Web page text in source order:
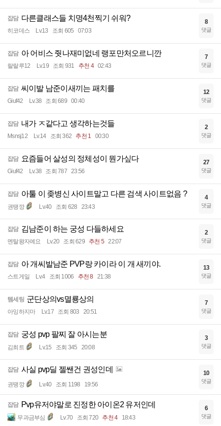
잡담 다른클래스들 치명4천찍기 쉬워?
히코데스 Lv.13 조회 605 07:03
8
댓글
잡담 아 어비스 줫나재미없네 랭포만처오르니깐
랄랄루12 Lv.19 조회 931 추천 4 02:43
7
댓글
잡담 씨이발 남준이새끼는 패치를
Giuf42 Lv.38 조회 689 00:40
12
댓글
잡담 내가 ㅈ같다고 생각하는것들
Msnsj12 Lv.14 조회 362 추천 1 00:30
2
댓글
잡담 요즘들어 살성의 정체성이 뭔가싶다
Giuf42 Lv.38 조회 787 23:56
27
댓글
잡담 아툴 이 좆병신 사이트말고 다른 검색 사이트없음 ?
권땡깡 Lv.40 조회 628 23:43
4
댓글
잡담 김남준이 하는 궁성 다들하세요
멘탈왕자예요 Lv.20 조회 629 추천 5 22:07
2
댓글
잡담 아 개씨발남준 PVP랑 카이라 이 개 새끼야.
스트게일 Lv.4 조회 1006 추천 8 21:38
13
댓글
템세팅 군단상의vs멸룡상의
아잉하지마 Lv.17 조회 803 20:51
7
댓글
잡담 궁성 pvp 팔찌 잘 아시는분
김희트 Lv.15 조회 345 20:08
3
댓글
잡담 사실 pvp딜 젤쌘건 권성인데
권땡깡 Lv.40 조회 1198 19:56
10
댓글
잡담 Pvp유저야말로 진정한 아이온2 유저인데
무과금부심 Lv.70 조회 720 추천 4 18:43
6
댓글